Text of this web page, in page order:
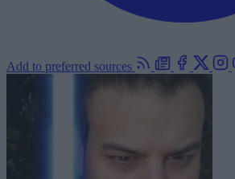
Add to preferred sources